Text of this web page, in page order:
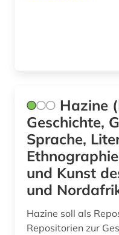
zeitung (2)
Hazine
Geschichte,
Sprache,
und Kunst
und
Hazine soll als
Repositorien zur